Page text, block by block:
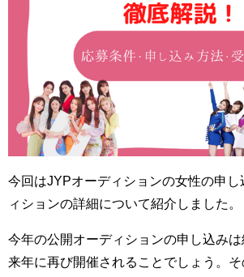
今回はJYPオーディションの女性の申
ィションの詳細について紹介しました。
今年の公開オーディションの申し込みは
来年に再び開催されることでしょう。